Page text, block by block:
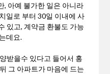
, 아예 불가한 일은 아니라
일로 부터 30일 이내에 사
있고, 계약금 환불도 가능
데요.
받을수 있다고 들어서 홍
그 아파트가 마음에 드는